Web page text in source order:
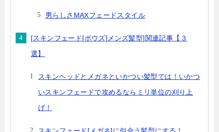
男らしさMAXフェードスタイル
[スキンフェード[ボウズ]メンズ髪型]関連記事【３
選】
スキンヘッドとメガネといかつい髪型では！いかつ
いスキンフェードで攻めるならミリ単位の刈り上
げ！